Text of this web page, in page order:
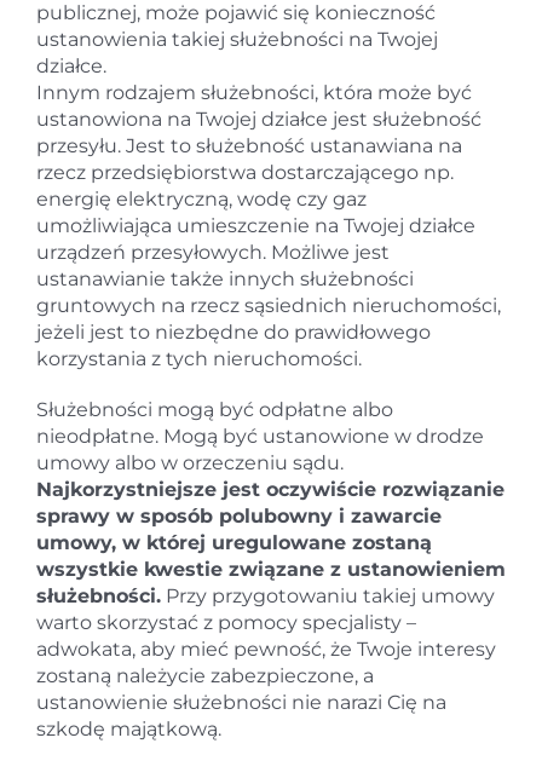
publicznej, może pojawić się konieczność
ustanowienia takiej służebności na Twojej
działce.
Innym rodzajem służebności, która może być
ustanowiona na Twojej działce jest służebność
przesyłu. Jest to służebność ustanawiana na
rzecz przedsiębiorstwa dostarczającego np.
energię elektryczną, wodę czy gaz
umożliwiająca umieszczenie na Twojej działce
urządzeń przesyłowych. Możliwe jest
ustanawianie także innych służebności
gruntowych na rzecz sąsiednich nieruchomości,
jeżeli jest to niezbędne do prawidłowego
korzystania z tych nieruchomości.
Służebności mogą być odpłatne albo
nieodpłatne. Mogą być ustanowione w drodze
umowy albo w orzeczeniu sądu.
Najkorzystniejsze jest oczywiście rozwiązanie
sprawy w sposób polubowny i zawarcie
umowy, w której uregulowane zostaną
wszystkie kwestie związane z ustanowieniem
służebności.Przy przygotowaniu takiej umowy
warto skorzystać z pomocy specjalisty –
adwokata, aby mieć pewność, że Twoje interesy
zostaną należycie zabezpieczone, a
ustanowienie służebności nie narazi Cię na
szkodę majątkową.